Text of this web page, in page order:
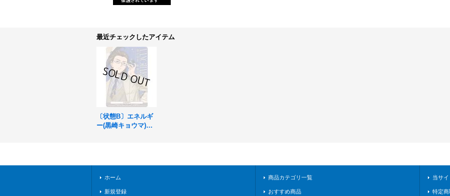
最近チェックしたアイテム
〔状態B〕エネルギ
ー(黒崎キョウマ)
ホーム
新規登録
商品カテゴリ一覧
おすすめ商品
当サ
特定